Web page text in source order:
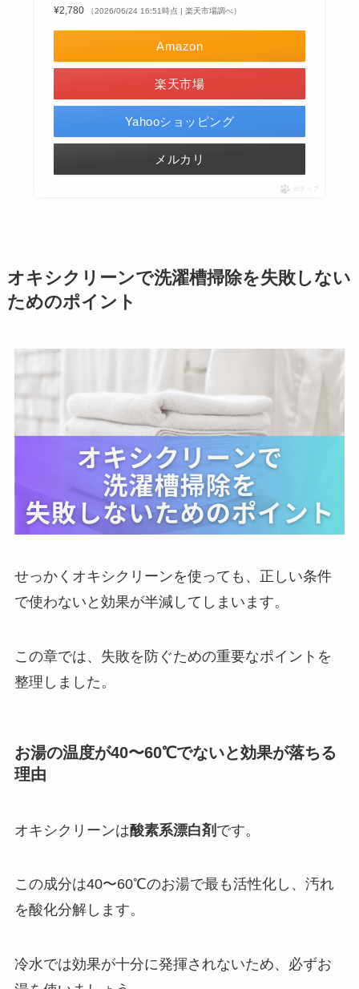
¥2,780
（2026/06/24 16:51時点 | 楽天市場調べ）
Amazon
楽天市場
Yahooショッピング
メルカリ
ポチップ
オキシクリーンで洗濯槽掃除を失敗しない
ためのポイント
せっかくオキシクリーンを使っても、正しい条件
で使わないと効果が半減してしまいます。
この章では、失敗を防ぐための重要なポイントを
整理しました。
お湯の温度が40〜60℃でないと効果が落ちる
理由
オキシクリーンは酸素系漂白剤 です。
この成分は40〜60℃のお湯で最も活性化し、汚れ
を酸化分解します。
冷水では効果が十分に発揮されないため、必ずお